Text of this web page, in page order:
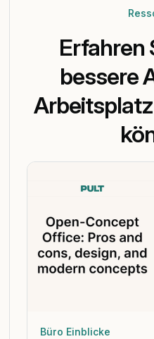
Erfahren
bessere
Büro Einblicke